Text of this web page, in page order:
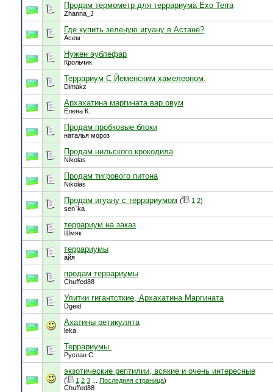
Продам термометр для террариума Exo Terra
Zhanna_J
Где купить зеленую игуану в Астане?
Асем
Нужен эублефар
Крольчик
Террариум С Йеменским хамелеоном.
Dimakz
Архахатина маргината вар.овум
Елена К.
Продам пробковые блоки
наталья мороз
Продам нильского крокодила
Nikolas
Продам тигрового питона
Nikolas
Продам игуану с террариумом ( 1 2)
sen`ka
террариум на заказ
Шмяк
террариумы
айя
продам террариумы
Chuffed88
Улитки гигантсткие, Архахатина Маргината
Dgeid
Ахатины ретикулята
leka
Террариумы.
Руслан С
экзотические рептилии, всякие и очень интересные
( 1 2 3 Последняя страница)
Chuffed88